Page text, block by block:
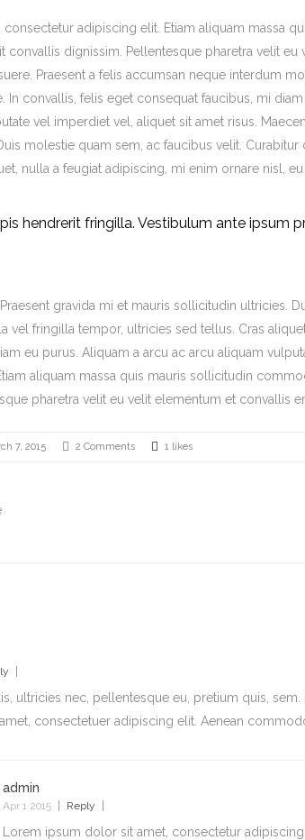
consectetur adipiscing elit. Etiam aliquam massa
convallis dignissim. Pellentesque pharetra velit
Praesent a felis accumsan neque interdum
In convallis, felis eget consequat faucibus, mi
vel imperdiet vel, aliquet sit amet risus.
molestie quam sem, ac faucibus velit.
nulla a feugiat adipiscing, mi enim ornare nisl,
hendrerit fringilla. Vestibulum ante ipsum
gravida mi et mauris sollicitudin ultricies.
vel fringilla tempor, ultricies sed tellus. Cras
eu purus. Aliquam a arcu ac arcu aliquam
aliquam massa quis mauris sollicitudin
pharetra velit eu velit elementum et convallis
7, 2015 2 Comments 1 likes
ultricies nec, pellentesque eu, pretium quis,
consectetuer adipiscing elit. Aenean
admin
Apr 1 2015 Reply
Lorem ipsum dolor sit amet, consectetur